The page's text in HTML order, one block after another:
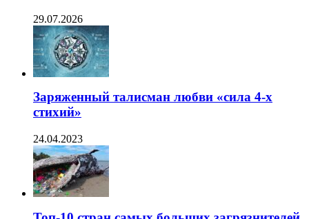
29.07.2026
Заряженный талисман любви «сила 4-х
стихий»
24.04.2023